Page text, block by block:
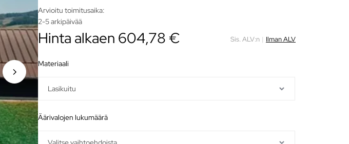
Arvioitu toimitusaika:
2-5 arkipäivää
Hinta alkaen 604,78 € Sis. ALV:n | Ilman ALV
materiaali
äärivalojen lukumäärä